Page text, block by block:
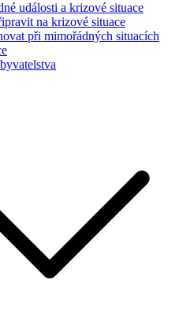
události a krizové situace
na krizové situace
při mimořádných situacích